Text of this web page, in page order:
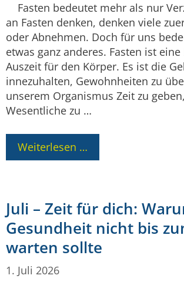
Fasten bedeutet mehr als nur
an Fasten denken, denken viele
oder Abnehmen. Doch für uns
etwas ganz anderes. Fasten ist
Auszeit für den Körper. Es ist die
innezuhalten, Gewohnheiten zu
unserem Organismus Zeit zu
Wesentliche zu …
Weiterlesen …
Juli – Zeit für dich:
Gesundheit nicht bis
warten sollte
1. Juli 2026